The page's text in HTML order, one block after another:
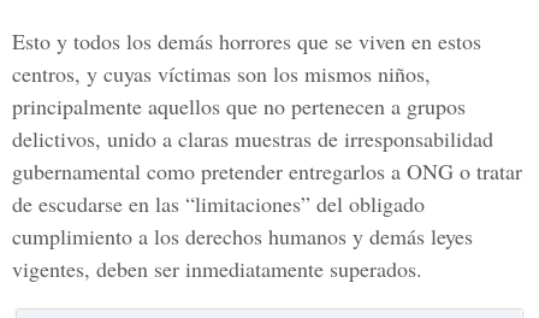
Esto y todos los demás horrores que se viven en estos
centros, y cuyas víctimas son los mismos niños,
principalmente aquellos que no pertenecen a grupos
delictivos, unido a claras muestras de irresponsabilidad
gubernamental como pretender entregarlos a ONG o tratar
de escudarse en las “limitaciones” del obligado
cumplimiento a los derechos humanos y demás leyes
vigentes, deben ser inmediatamente superados.